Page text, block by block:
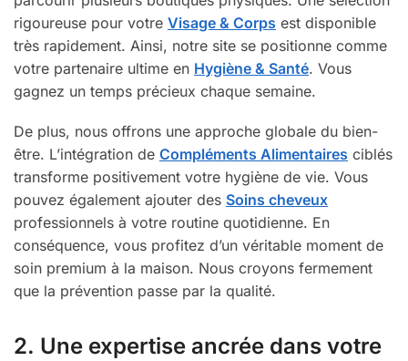
rigoureuse pour votre Visage & Corps est disponible
très rapidement. Ainsi, notre site se positionne comme
votre partenaire ultime en Hygiène & Santé. Vous
gagnez un temps précieux chaque semaine.
De plus, nous offrons une approche globale du bien-
être. L’intégration de Compléments Alimentaires ciblés
transforme positivement votre hygiène de vie. Vous
pouvez également ajouter des Soins cheveux
professionnels à votre routine quotidienne. En
conséquence, vous profitez d’un véritable moment de
soin premium à la maison. Nous croyons fermement
que la prévention passe par la qualité.
2. Une expertise ancrée dans votre